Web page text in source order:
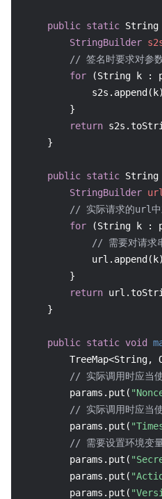
public static String
StringBuilder
// 签名时要求对参
for (String k :
        }
return
    }
public static String
StringBuilder url
// 实际请求的url中
for (String k :
// 需要对请求
        }
return
    }
public static void
TreeMap<String,
// 实际调用时应当
        params.put(
// 实际调用时应
        params.put(
// 需要设置环境变
        params.put(
        params.put(
        params.put(